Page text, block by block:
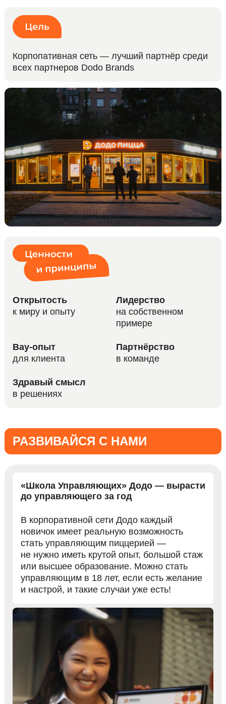
Корпопативная сеть — лучший партнёр среди
всех партнеров Dodo Brands
Открытость
к миру и опыту
Здравый смысл
в решениях
Лидерство
на собственном
примере
Вау-опыт
для клиента
Партнёрство
в команде
РАЗВИВАЙСЯ С НАМИ
«Школа Управляющих» Додо — вырасти
до управляющего за год
В корпоративной сети Додо каждый
новичок имеет реальную возможность
стать управляющим пиццерией —
не нужно иметь крутой опыт, большой стаж
или высшее образование. Можно стать
управляющим в 18 лет, если есть желание
и настрой, и такие случаи уже есть!